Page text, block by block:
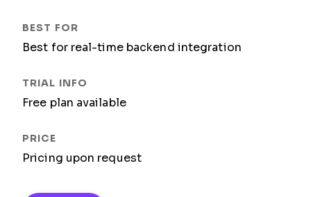
Best for real-time backend integration
Free plan available
Pricing upon request